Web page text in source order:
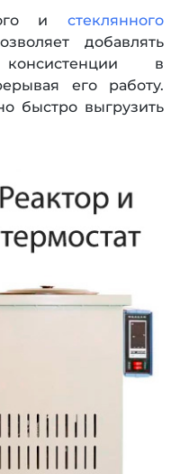
и стеклянного
добавлять
в
его работу.
быстро выгрузить